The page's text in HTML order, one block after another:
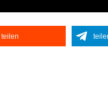
teilen